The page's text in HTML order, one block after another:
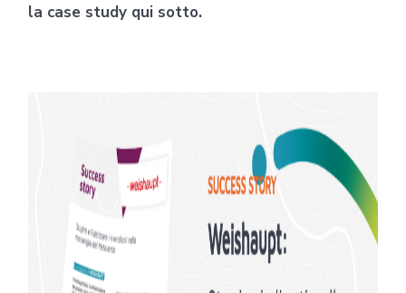
la case study qui sotto.